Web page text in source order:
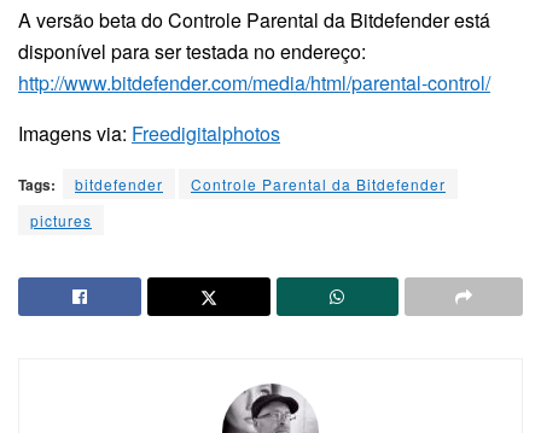
A versão beta do Controle Parental da Bitdefender está
disponível para ser testada no endereço:
http://www.bitdefender.com/media/html/parental-control/
Imagens via: Freedigitalphotos
Tags: bitdefender
Controle Parental da Bitdefender
pictures